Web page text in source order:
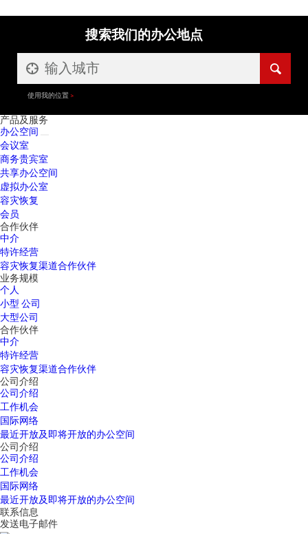
搜索我们的办公地点
使用我的位置
产品及服务
办公空间
会议室
商务贵宾室
共享办公空间
虚拟办公室
容灾恢复
会员
合作伙伴
中介
特许经营
容灾恢复渠道合作伙伴
业务规模
个人
小型 公司
大型公司
合作伙伴
中介
特许经营
容灾恢复渠道合作伙伴
公司介绍
公司介绍
工作机会
国际网络
最近开放及即将开放的办公空间
公司介绍
公司介绍
工作机会
国际网络
最近开放及即将开放的办公空间
联系信息
发送电子邮件